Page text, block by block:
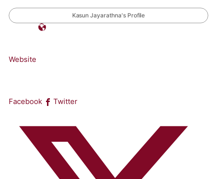
Kasun Jayarathna's Profile
Website
Facebook Twitter